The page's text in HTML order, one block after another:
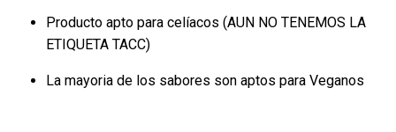
Producto apto para celíacos (AUN NO TENEMOS LA
ETIQUETA TACC)
La mayoria de los sabores son aptos para Veganos